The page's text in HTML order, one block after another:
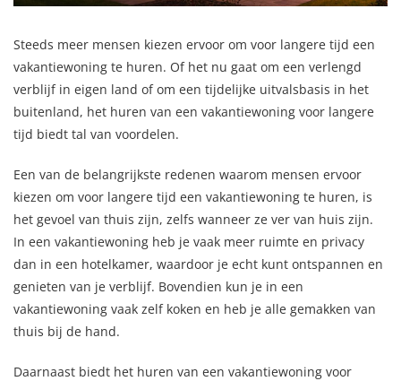
Steeds meer mensen kiezen ervoor om voor langere tijd een
vakantiewoning te huren. Of het nu gaat om een verlengd
verblijf in eigen land of om een tijdelijke uitvalsbasis in het
buitenland, het huren van een vakantiewoning voor langere
tijd biedt tal van voordelen.
Een van de belangrijkste redenen waarom mensen ervoor
kiezen om voor langere tijd een vakantiewoning te huren, is
het gevoel van thuis zijn, zelfs wanneer ze ver van huis zijn.
In een vakantiewoning heb je vaak meer ruimte en privacy
dan in een hotelkamer, waardoor je echt kunt ontspannen en
genieten van je verblijf. Bovendien kun je in een
vakantiewoning vaak zelf koken en heb je alle gemakken van
thuis bij de hand.
Daarnaast biedt het huren van een vakantiewoning voor